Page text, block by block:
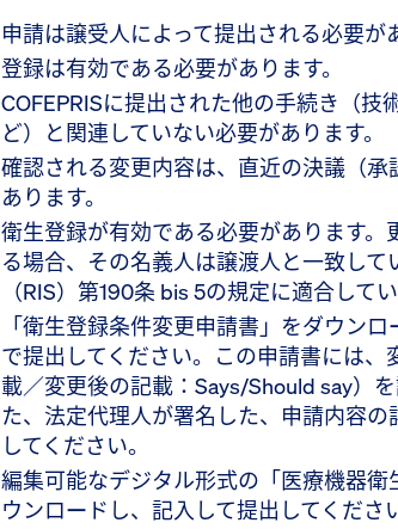
申請は譲受人によって提出される必要が
登録は有効である必要があります。
COFEPRISに提出された他の手続き（技
ど）と関連していない必要があります。
確認される変更内容は、直近の決議（
あります。
衛生登録が有効である必要があります
る場合、その名義人は譲渡人と一致し
（RIS）第190条 bis 5の規定に適合して
「衛生登録条件変更申請書」をダウンロ
で提出してください。この申請書には
載／変更後の記載：Says/Should say）
た、法定代理人が署名した、申請内容
してください。
編集可能なデジタル形式の「医療機器
ウンロードし、記入して提出してくださ